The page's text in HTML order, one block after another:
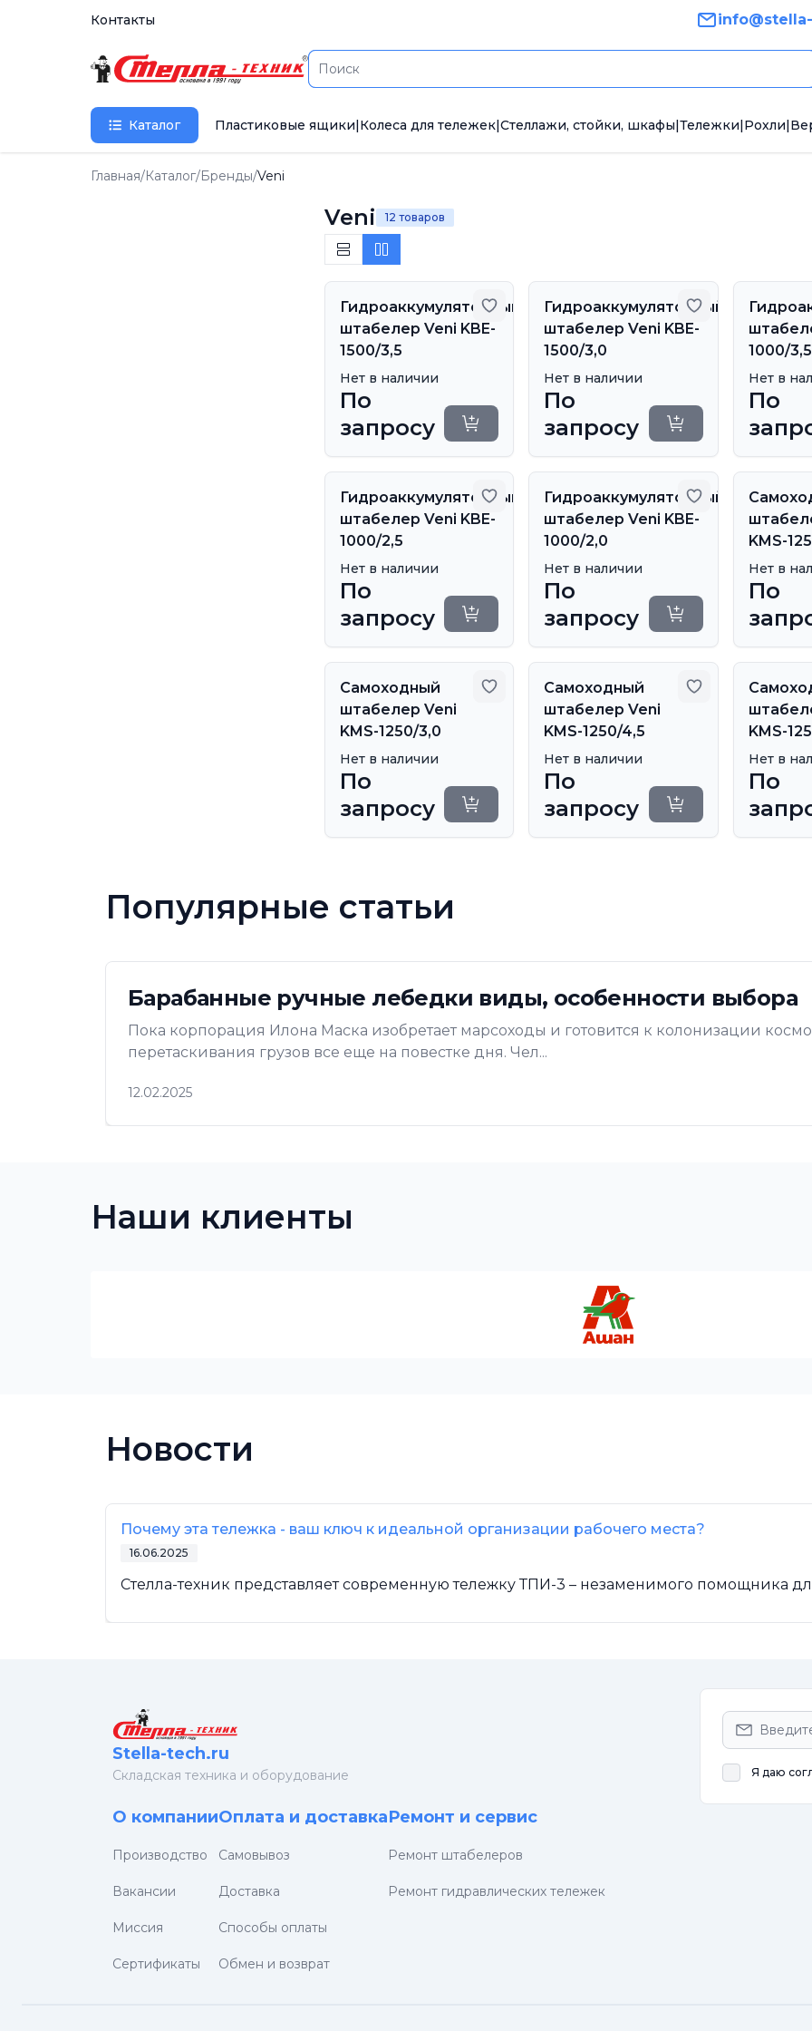
Контакты
Каталог Пластиковые ящики|Колеса для тележек|Стеллажи, стойки, шкафы|Тележки|Рохли|
Главная/Каталог/Бренды/Veni
Veni 12 товаров
Добавить в избранное
Гидроаккумуляторный
штабелер Veni KBE-
1500/3,5
Нет в наличии
По
запросу
Уточнить сроки
Добавить в
Гидроаккумуляторный
штабелер Veni KBE-
1500/3,0
Нет в наличии
По
запросу
Уточнить сроки
1000/3,5
Нет в
По
Добавить в избранное
Гидроаккумуляторный
штабелер Veni KBE-
1000/2,5
Нет в наличии
По
запросу
Уточнить сроки
Добавить в
Гидроаккумуляторный
штабелер Veni KBE-
1000/2,0
Нет в наличии
По
запросу
Уточнить сроки
KMS-
Нет в
По
Добавить в избранное
Самоходный
штабелер Veni
KMS-1250/3,0
Нет в наличии
По
запросу
Уточнить сроки
Добавить в
Самоходный
штабелер Veni
KMS-1250/4,5
Нет в наличии
По
запросу
Уточнить сроки
KMS-
Нет в
По
Популярные статьи
Барабанные ручные лебедки виды, особенности выбора
Пока корпорация Илона Маска изобретает марсоходы и готовится к колонизации
перетаскивания грузов все еще на повестке дня. Чел...
12.02.2025
Наши клиенты
Новости
Почему эта тележка - ваш ключ к идеальной организации рабочего места?
16.06.2025
Стелла-техник представляет современную тележку ТПИ-3 – незаменимого помощника
Stella-tech.ru
Cкладская техника и оборудование Я даю
О компании
Производство
Вакансии
Миссия
Сертификаты
Оплата и доставка
Самовывоз
Доставка
Способы оплаты
Обмен и возврат
Ремонт и сервис
Ремонт штабелеров
Ремонт гидравлических тележек